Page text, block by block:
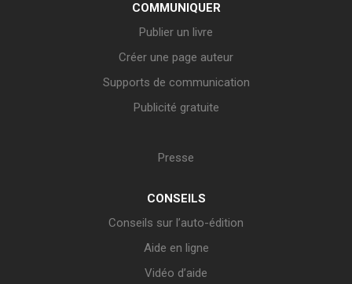
COMMUNIQUER
Publier un livre
Créer une page auteur
Supports de communication
Publicité gratuite
Presse
CONSEILS
Conseils sur l’auto-édition
Aide en ligne
Vidéo d’aide